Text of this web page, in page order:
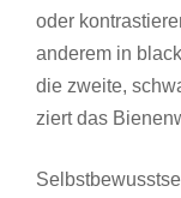
oder
anderem in
die zweite,
ziert das